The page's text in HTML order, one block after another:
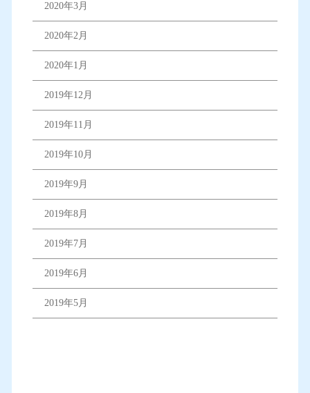
2020年3月
2020年2月
2020年1月
2019年12月
2019年11月
2019年10月
2019年9月
2019年8月
2019年7月
2019年6月
2019年5月